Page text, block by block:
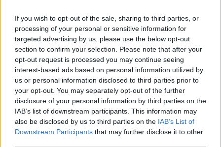
If you wish to opt-out of the sale, sharing to third parties, or
processing of your personal or sensitive information for
targeted advertising by us, please use the below opt-out
section to confirm your selection. Please note that after your
opt-out request is processed you may continue seeing
interest-based ads based on personal information utilized by
us or personal information disclosed to third parties prior to
your opt-out. You may separately opt-out of the further
disclosure of your personal information by third parties on the
IAB’s list of downstream participants. This information may
also be disclosed by us to third parties on the IAB’s List of
Downstream Participants that may further disclose it to other
Σκυλιά: Νέο φάρμακο υπόσχεται
αύξηση του προσδόκιμου ζωής των
τετράποδων φίλων μας
ΦΆΡΜΑΚΟ 15/06/2026 - 14:56